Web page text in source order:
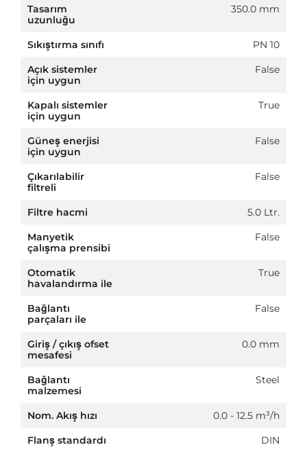
Tasarım
uzunluğu
350.0 mm
Sıkıştırma sınıfı
PN 10
Açık sistemler
için uygun
False
Kapalı sistemler
için uygun
True
Güneş enerjisi
için uygun
False
Çıkarılabilir
filtreli
False
Filtre hacmi
5.0 Ltr.
Manyetik
çalışma prensibi
False
Otomatik
havalandırma ile
True
Bağlantı
parçaları ile
False
Giriş / çıkış ofset
mesafesi
0.0 mm
Bağlantı
malzemesi
Steel
Nom. Akış hızı
0.0 - 12.5 m³/h
Flanş standardı
DIN